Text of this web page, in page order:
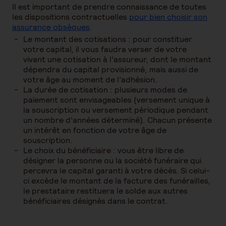
Il est important de prendre connaissance de toutes
les dispositions contractuelles pour bien choisir son
assurance obsèques.
Le montant des cotisations : pour constituer
votre capital, il vous faudra verser de votre
vivant une cotisation à l’assureur, dont le montant
dépendra du capital provisionné, mais aussi de
votre âge au moment de l’adhésion.
La durée de cotisation : plusieurs modes de
paiement sont envisageables (versement unique à
la souscription ou versement périodique pendant
un nombre d’années déterminé). Chacun présente
un intérêt en fonction de votre âge de
souscription.
Le choix du bénéficiaire : vous être libre de
désigner la personne ou la société funéraire qui
percevra le capital garanti à votre décès. Si celui-
ci excède le montant de la facture des funérailles,
le prestataire restituera le solde aux autres
bénéficiaires désignés dans le contrat.